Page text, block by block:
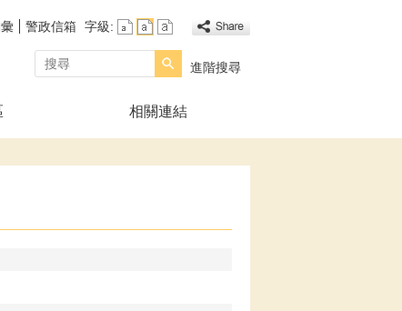
警政信箱 字級:
搜尋
進階搜尋
相關連結